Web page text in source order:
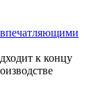
впечатляющими
к концу